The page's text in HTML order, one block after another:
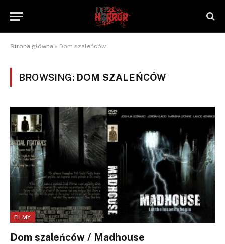
Strona główna » Dom szaleńców
BROWSING: DOM SZALEŃCÓW
FILMY
Dom szaleńców / Madhouse